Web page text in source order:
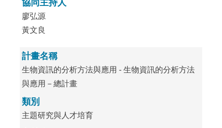
協同主持人
廖弘源
黃文良
計畫名稱
生物資訊的分析方法與應用 - 生物資訊的分析方法
與應用－總計畫
類別
主題研究與人才培育